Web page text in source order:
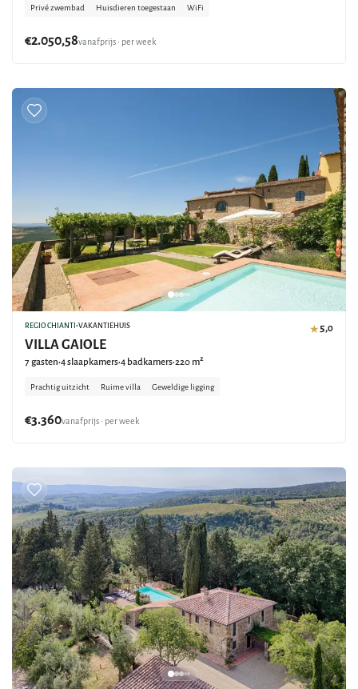
Privé zwembad Huisdieren toegestaan WiFi
€2.050,58vanafprijs • per week
★5,0
REGIO CHIANTI •VAKANTIEHUIS
VILLA GAIOLE
7 gasten•4 slaapkamers•4 badkamers•220 m²
Prachtig uitzicht Ruime villa Geweldige ligging
€3.360vanafprijs • per week